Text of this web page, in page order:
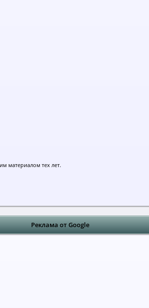
материалом тех лет.
Реклама от Google